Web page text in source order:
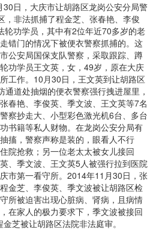
30日，大庆市让胡路区龙岗公安分局警
，非法抓捕了程金芝、张春艳、李俊
轮功学员，其中有2位年近70多岁的老
错门的情况下被便衣警察抓捕的。这
公安局国保支队警察，采取跟踪、蹲
功学员王文英，女，49岁，原在大庆
工作。10月30日，王文英到让胡路区
道处抽烟的便衣警察强行拽进屋里，
春艳、李俊英、季文波、王文英等7名
察抄走大、小型彩色激光机6台、多台
书籍等私人财物。在龙岗公安分局有
搐，警察声称是装的，眼看人不行
院抢救；另一位老太太被女儿接回
、季文波、王文英5人被强行拉到医院
市第一看守所。2014年11月30日，张
金芝、李俊英、季文波被让胡路区检
所被迫害出现心脏病、肾病，且病情
在家人的极力要求下，季文波被接回
芝被让胡路区法院非法庭审。